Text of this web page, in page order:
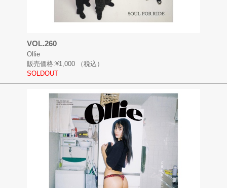
VOL.260
Ollie
販売価格:¥1,000
（税込）
SOLDOUT